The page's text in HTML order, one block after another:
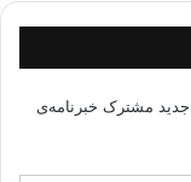
مشترک خبرنامه‌ی